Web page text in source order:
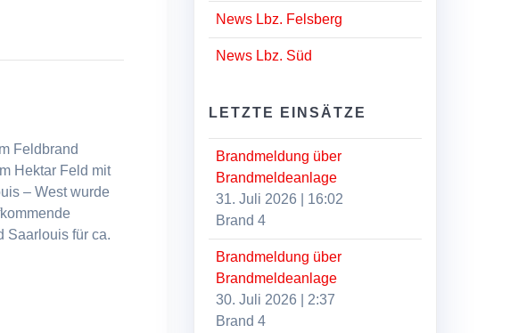
Feldbrand
Hektar Feld mit
– West wurde
Saarlouis für ca.
News Lbz. Felsberg
News Lbz. Süd
LETZTE EINSÄTZE
Brandmeldung über
Brandmeldeanlage
31. Juli 2026
16:02
Brand 4
Brandmeldung über
Brandmeldeanlage
30. Juli 2026
2:37
Brand 4